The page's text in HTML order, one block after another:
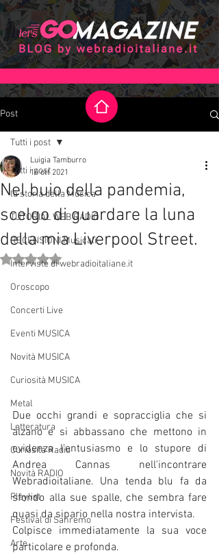
Post
Tutti i post
la storia della Musica
TUTORIAL WEB RADIO
RECENSIONI Musicali
Interviste di webradioitaliane.it
Oroscopo
Concerti Live
Eventi MUSICA
Novità MUSICA
Curiosità MUSICA
Metal
Letteratura
Curiosità Radio
Novità RADIO
Playlist
Festival di Sanremo
Arte
Tutti i post
Nel buio della pandemia,
scelgo di guardare la luna
della mia Liverpool Street.
Luigia Tamburro
16 ott 2021
Valutazione NaN stelle su 5.
Due occhi grandi e sopracciglia che si
alzano e si abbassano che mettono in
evidenza l'entusiasmo e lo stupore di
Andrea Cannas nell'incontrare
Webradioitaliane. Una tenda blu fa da
sfondo alla sue spalle, che sembra fare
quasi da sipario nella nostra intervista.
Colpisce immediatamente la sua voce
particolare e profonda.